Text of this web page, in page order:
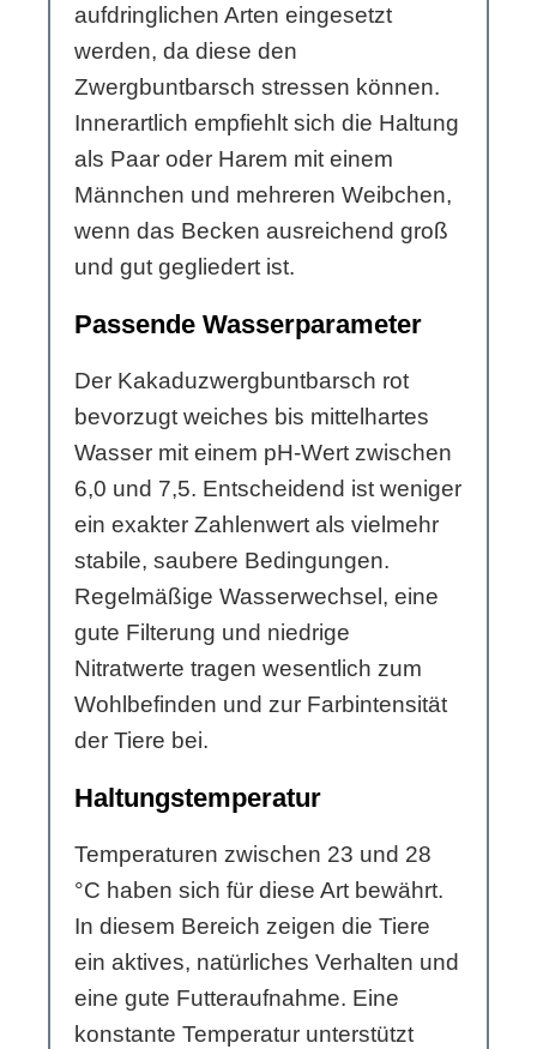
aufdringlichen Arten eingesetzt
werden, da diese den
Zwergbuntbarsch stressen können.
Innerartlich empfiehlt sich die Haltung
als Paar oder Harem mit einem
Männchen und mehreren Weibchen,
wenn das Becken ausreichend groß
und gut gegliedert ist.
Passende Wasserparameter
Der Kakaduzwergbuntbarsch rot
bevorzugt weiches bis mittelhartes
Wasser mit einem pH-Wert zwischen
6,0 und 7,5. Entscheidend ist weniger
ein exakter Zahlenwert als vielmehr
stabile, saubere Bedingungen.
Regelmäßige Wasserwechsel, eine
gute Filterung und niedrige
Nitratwerte tragen wesentlich zum
Wohlbefinden und zur Farbintensität
der Tiere bei.
Haltungstemperatur
Temperaturen zwischen 23 und 28
°C haben sich für diese Art bewährt.
In diesem Bereich zeigen die Tiere
ein aktives, natürliches Verhalten und
eine gute Futteraufnahme. Eine
konstante Temperatur unterstützt